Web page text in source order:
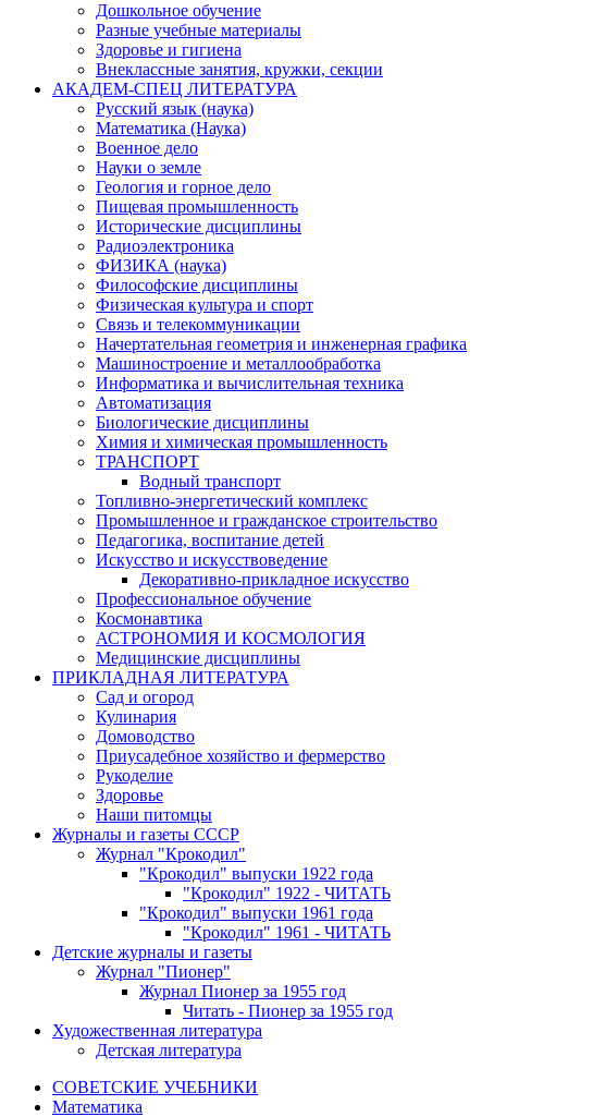
Дошкольное обучение
Разные учебные материалы
Здоровье и гигиена
Внеклассные занятия, кружки, секции
АКАДЕМ-СПЕЦ ЛИТЕРАТУРА
Русский язык (наука)
Математика (Наука)
Военное дело
Науки о земле
Геология и горное дело
Пищевая промышленность
Исторические дисциплины
Радиоэлектроника
ФИЗИКА (наука)
Философские дисциплины
Физическая культура и спорт
Связь и телекоммуникации
Начертательная геометрия и инженерная графика
Машиностроение и металлообработка
Информатика и вычислительная техника
Автоматизация
Биологические дисциплины
Химия и химическая промышленность
ТРАНСПОРТ
Водный транспорт
Топливно-энергетический комплекс
Промышленное и гражданское строительство
Педагогика, воспитание детей
Искусство и искусствоведение
Декоративно-прикладное искусство
Профессиональное обучение
Космонавтика
АСТРОНОМИЯ И КОСМОЛОГИЯ
Медицинские дисциплины
ПРИКЛАДНАЯ ЛИТЕРАТУРА
Сад и огород
Кулинария
Домоводство
Приусадебное хозяйство и фермерство
Рукоделие
Здоровье
Наши питомцы
Журналы и газеты СССР
Журнал "Крокодил"
"Крокодил" выпуски 1922 года
"Крокодил" 1922 - ЧИТАТЬ
"Крокодил" выпуски 1961 года
"Крокодил" 1961 - ЧИТАТЬ
Детские журналы и газеты
Журнал "Пионер"
Журнал Пионер за 1955 год
Читать - Пионер за 1955 год
Художественная литература
Детская литература
СОВЕТСКИЕ УЧЕБНИКИ
Математика